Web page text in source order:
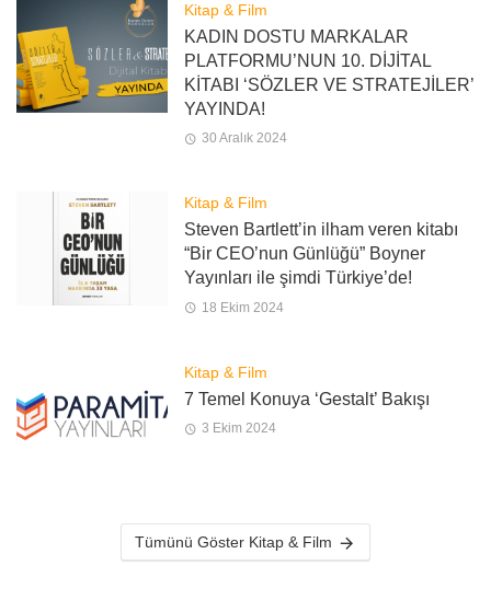
Kitap & Film
KADIN DOSTU MARKALAR
PLATFORMU’NUN 10. DİJİTAL
KİTABI ‘SÖZLER VE STRATEJİLER’
YAYINDA!
30 Aralık 2024
Kitap & Film
Steven Bartlett’in ilham veren kitabı
“Bir CEO’nun Günlüğü” Boyner
Yayınları ile şimdi Türkiye’de!
18 Ekim 2024
Kitap & Film
7 Temel Konuya ‘Gestalt’ Bakışı
3 Ekim 2024
Tümünü Göster Kitap & Film